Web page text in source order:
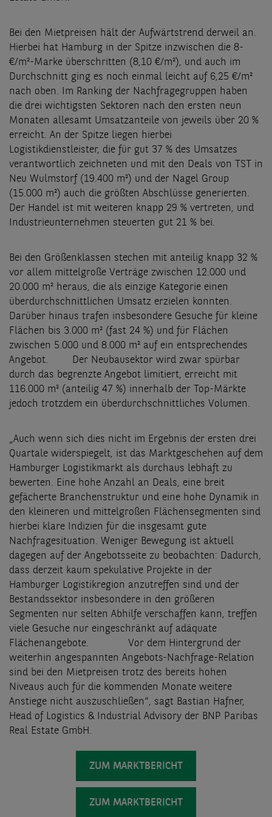
Bei den Mietpreisen hält der Aufwärtstrend derweil an.
Hierbei hat Hamburg in der Spitze inzwischen die 8-
€/m²-Marke überschritten (8,10 €/m²), und auch im
Durchschnitt ging es noch einmal leicht auf 6,25 €/m²
nach oben. Im Ranking der Nachfragegruppen haben
die drei wichtigsten Sektoren nach den ersten neun
Monaten allesamt Umsatzanteile von jeweils über 20 %
erreicht. An der Spitze liegen hierbei
Logistikdienstleister, die für gut 37 % des Umsatzes
verantwortlich zeichneten und mit den Deals von TST in
Neu Wulmstorf (19.400 m²) und der Nagel Group
(15.000 m²) auch die größten Abschlüsse generierten.
Der Handel ist mit weiteren knapp 29 % vertreten, und
Industrieunternehmen steuerten gut 21 % bei.
Bei den Größenklassen stechen mit anteilig knapp 32 %
vor allem mittelgroße Verträge zwischen 12.000 und
20.000 m² heraus, die als einzige Kategorie einen
überdurchschnittlichen Umsatz erzielen konnten.
Darüber hinaus trafen insbesondere Gesuche für kleine
Flächen bis 3.000 m² (fast 24 %) und für Flächen
zwischen 5.000 und 8.000 m² auf ein entsprechendes
Angebot. Der Neubausektor wird zwar spürbar
durch das begrenzte Angebot limitiert, erreicht mit
116.000 m² (anteilig 47 %) innerhalb der Top-Märkte
jedoch trotzdem ein überdurchschnittliches Volumen.
„Auch wenn sich dies nicht im Ergebnis der ersten drei
Quartale widerspiegelt, ist das Marktgeschehen auf dem
Hamburger Logistikmarkt als durchaus lebhaft zu
bewerten. Eine hohe Anzahl an Deals, eine breit
gefächerte Branchenstruktur und eine hohe Dynamik in
den kleineren und mittelgroßen Flächensegmenten sind
hierbei klare Indizien für die insgesamt gute
Nachfragesituation. Weniger Bewegung ist aktuell
dagegen auf der Angebotsseite zu beobachten: Dadurch,
dass derzeit kaum spekulative Projekte in der
Hamburger Logistikregion anzutreffen sind und der
Bestandssektor insbesondere in den größeren
Segmenten nur selten Abhilfe verschaffen kann, treffen
viele Gesuche nur eingeschränkt auf adäquate
Flächenangebote. Vor dem Hintergrund der
weiterhin angespannten Angebots-Nachfrage-Relation
sind bei den Mietpreisen trotz des bereits hohen
Niveaus auch für die kommenden Monate weitere
Anstiege nicht auszuschließen“, sagt Bastian Hafner,
Head of Logistics & Industrial Advisory der BNP Paribas
Real Estate GmbH.
ZUM MARKTBERICHT
ZUM MARKTBERICHT